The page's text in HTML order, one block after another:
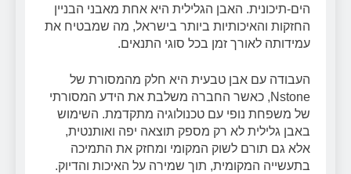
הים-תיכונית. האבן הגלילית היא אחת מאבני הבניין
החזקות והאיכותיות ביותר בישראל, מה שמבטיח את
עמידותה לאורך זמן בכל סוגי התנאים.
העבודה עם אבן טבעית היא חלק מהמסורת של
Nstone, כאשר החברה משלבת את הידע המסורתי
של משפחת נופי עם טכנולוגיה מתקדמת. השימוש
באבן גלילית לא רק מספק תוצאה יפה ואותנטית,
אלא גם תורם לשוק המקומי ומחזק את התמיכה
בתעשייה המקומית, תוך שמירה על האיכות והדיוק.